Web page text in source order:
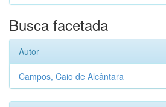
Busca facetada
Autor
Campos, Caio de Alcântara